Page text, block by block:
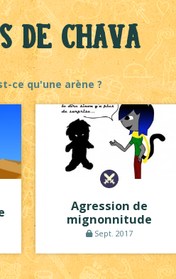
de Chava
ce qu'une arène ?
Agression de
mignonnitude
Sept. 2017